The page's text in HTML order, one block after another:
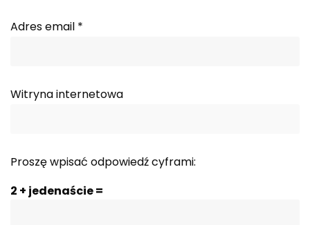
Adres email *
Witryna internetowa
Proszę wpisać odpowiedź cyframi:
2 + jedenaście =